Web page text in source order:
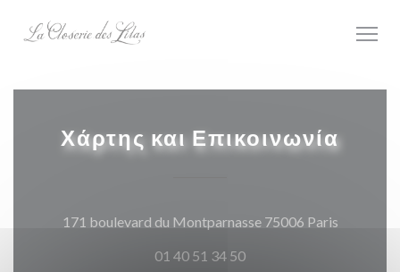
Χάρτης και Επικοινωνία
171 boulevard du Montparnasse 75006 Paris
01 40 51 34 50